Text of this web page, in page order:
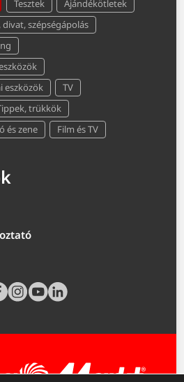
Tesztek
Ajándékötletek
divat, szépségápolás
eszközök
TV
trükkök
és zene
Film és TV